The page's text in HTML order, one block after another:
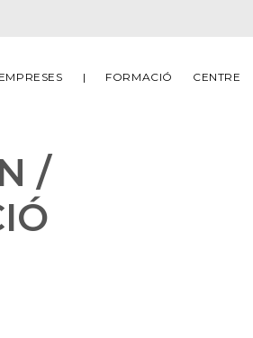
EMPRESES | FORMACIÓ CENTRE
/